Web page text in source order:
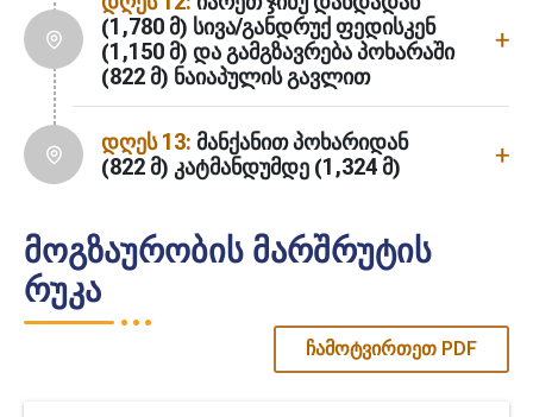
(1,780 მ) სივა/განდრუქ ფედისკენ
(1,150 მ) და გამგზავრება პოხარაში
(822 მ) ნაიაპულის გავლით
დღეს 13: მანქანით პოხარიდან
(822 მ) კატმანდუმდე (1,324 მ)
მოგზაურობის მარშრუტის
რუკა
ჩამოტვირთეთ PDF